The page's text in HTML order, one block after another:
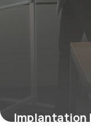
Implantation